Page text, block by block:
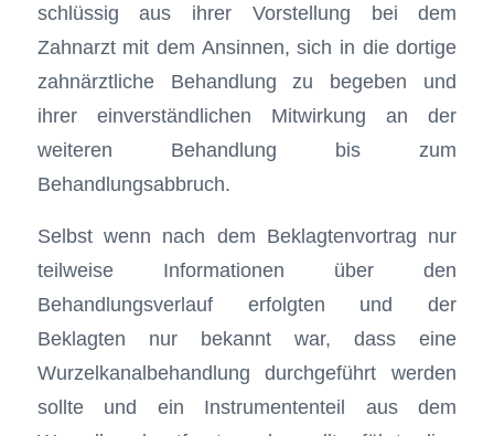
schlüssig aus ihrer Vorstellung bei dem
Zahnarzt mit dem Ansinnen, sich in die dortige
zahnärztliche Behandlung zu begeben und
ihrer einverständlichen Mitwirkung an der
weiteren Behandlung bis zum
Behandlungsabbruch.
Selbst wenn nach dem Beklagtenvortrag nur
teilweise Informationen über den
Behandlungsverlauf erfolgten und der
Beklagten nur bekannt war, dass eine
Wurzelkanalbehandlung durchgeführt werden
sollte und ein Instrumententeil aus dem